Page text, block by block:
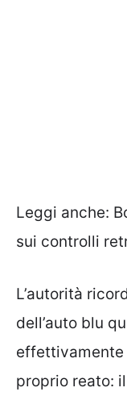
Leggi anche:
sui controlli
L’autorità
dell’auto blu
effettivamente
proprio reato: